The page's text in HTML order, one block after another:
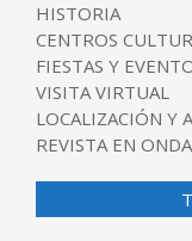
HISTORIA
CENTROS
FIESTAS Y
VISITA VIRTUAL
LOCALIZACIÓN Y
REVISTA EN ONDA